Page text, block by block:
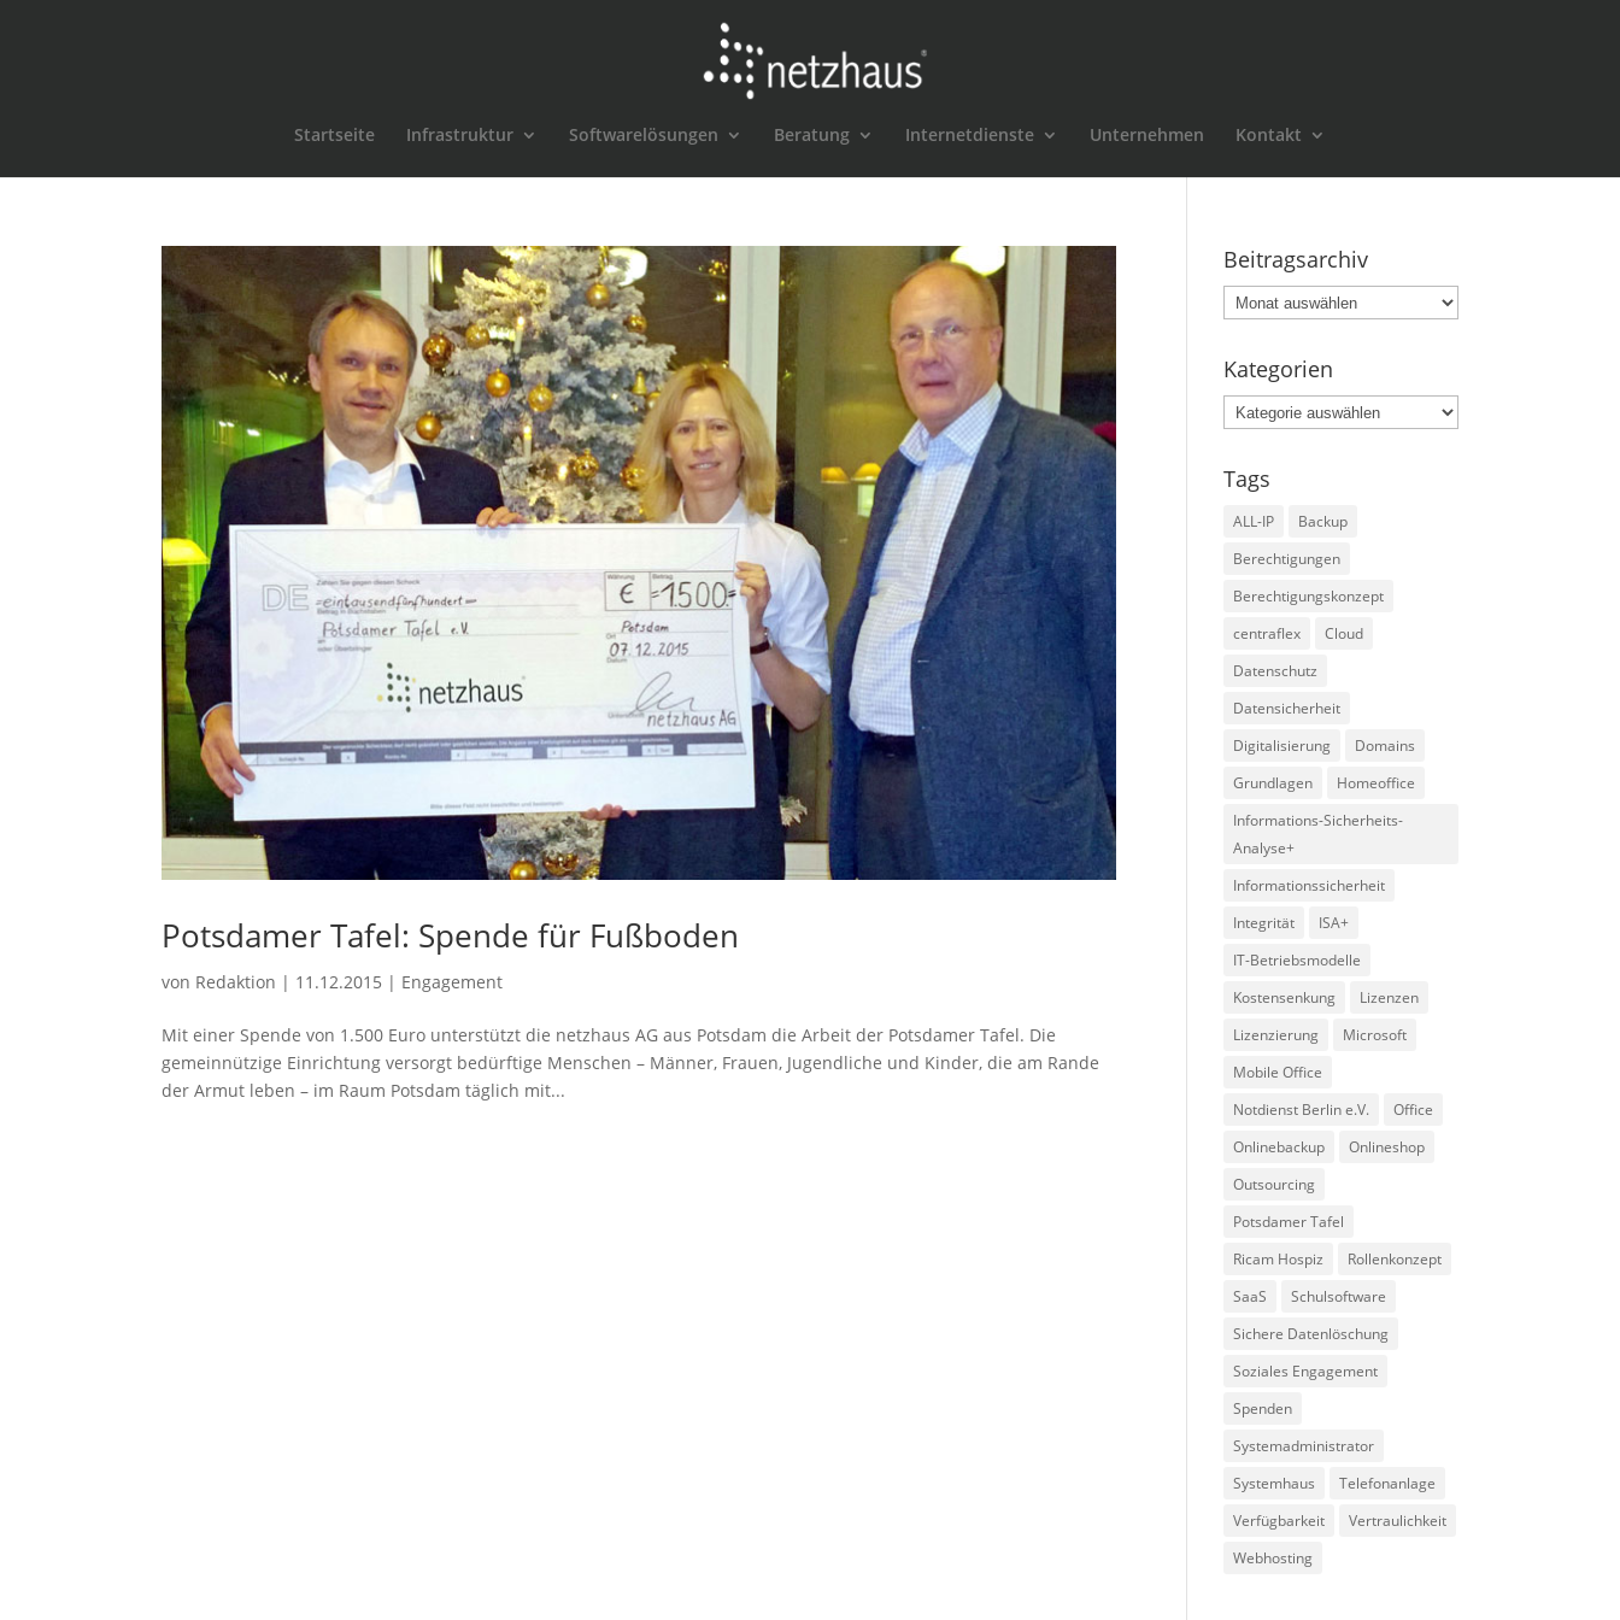
Startseite Infrastruktur Softwarelösungen Beratung Internetdienste Unternehmen Kontakt
Potsdamer Tafel: Spende für Fußboden
von Redaktion | 11.12.2015 | Engagement
Mit einer Spende von 1.500 Euro unterstützt die netzhaus AG aus Potsdam die Arbeit der Potsdamer Tafel. Die
gemeinnützige Einrichtung versorgt bedürftige Menschen – Männer, Frauen, Jugendliche und Kinder, die am Rande
der Armut leben – im Raum Potsdam täglich mit...
Beitragsarchiv
Beitragsarchiv
Kategorien
Kategorien
Tags
ALL-IP
Backup
Berechtigungen
Berechtigungskonzept
centraflex
Cloud
Datenschutz
Datensicherheit
Digitalisierung
Domains
Grundlagen
Homeoffice
Informations-Sicherheits-
Analyse+
Informationssicherheit
Integrität
ISA+
IT-Betriebsmodelle
Kostensenkung
Lizenzen
Lizenzierung
Microsoft
Mobile Office
Notdienst Berlin e.V.
Office
Onlinebackup
Onlineshop
Outsourcing
Potsdamer Tafel
Ricam Hospiz
Rollenkonzept
SaaS
Schulsoftware
Sichere Datenlöschung
Soziales Engagement
Spenden
Systemadministrator
Systemhaus
Telefonanlage
Verfügbarkeit
Vertraulichkeit
Webhosting